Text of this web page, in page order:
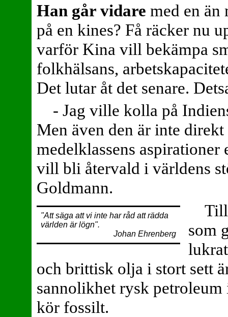
Han går vidare med en
på en kines? Få räcker nu
varför Kina vill bekämpa
folkhälsans,
Det lutar åt det senare.
- Jag ville kolla på
Men även den är inte
medelklassens
vill bli återvald i världens
Goldmann.
"Att säga att vi inte har råd att rädda
världen är lögn".
Johan Ehrenberg
som
och brittisk olja i stort sett
sannolikhet rysk
kör fossilt.